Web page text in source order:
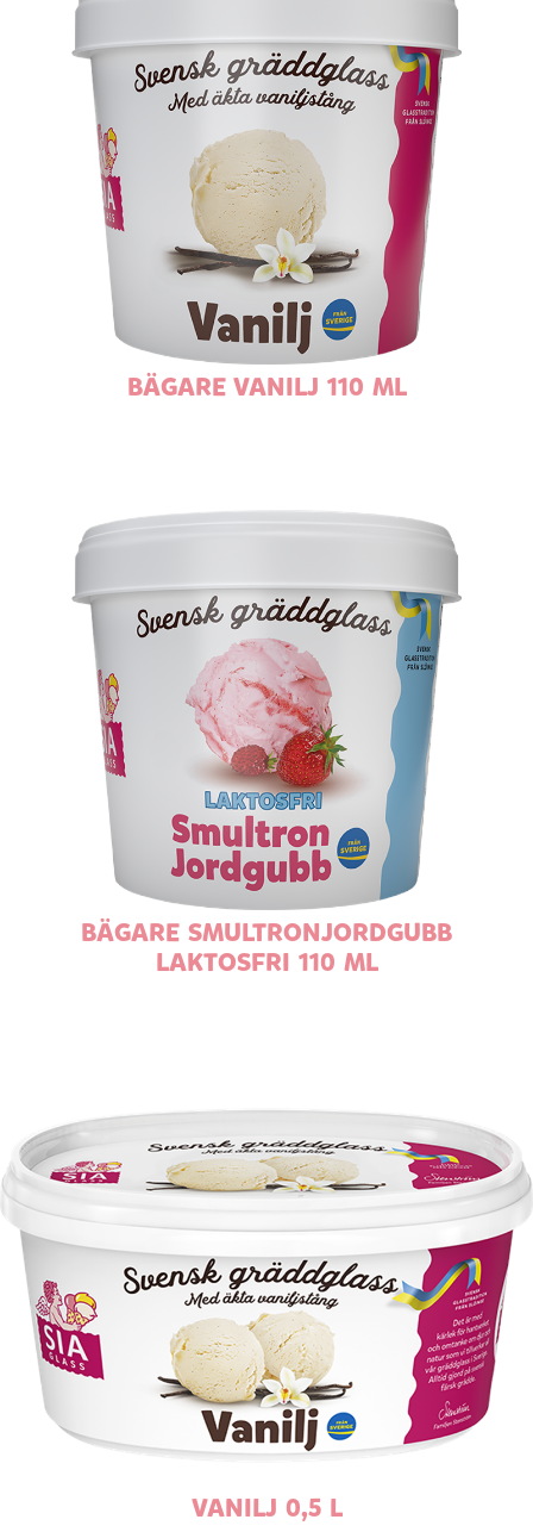
BÄGARE VANILJ 110 ML
BÄGARE SMULTRONJORDGUBB
LAKTOSFRI 110 ML
VANILJ 0,5 L